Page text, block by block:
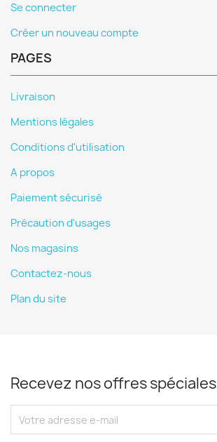
Se connecter
Créer un nouveau compte
PAGES
Livraison
Mentions légales
Conditions d'utilisation
A propos
Paiement sécurisé
Précaution d'usages
Nos magasins
Contactez-nous
Plan du site
Recevez nos offres spéciales